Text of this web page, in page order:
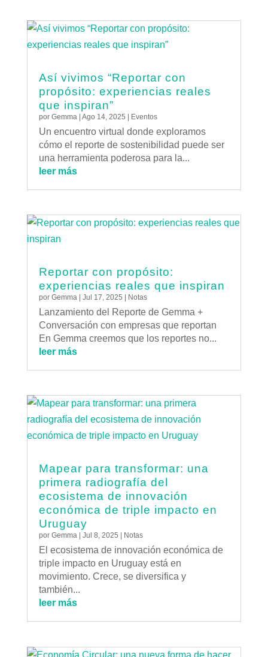
Así vivimos “Reportar con
propósito: experiencias reales
que inspiran”
por Gemma| Ago 14, 2025 Eventos
Un encuentro virtual donde exploramos
cómo el reporte de sostenibilidad puede ser
una herramienta poderosa para la...
leer más
Reportar con propósito:
experiencias reales que inspiran
por Gemma| Jul 17, 2025 Notas
Lanzamiento del Reporte de Gemma +
Conversación con empresas que reportan
En Gemma creemos que los reportes no...
leer más
Mapear para transformar: una
primera radiografía del
ecosistema de innovación
económica de triple impacto en
Uruguay
por Gemma| Jul 8, 2025 Notas
El ecosistema de innovación económica de
triple impacto en Uruguay está en
movimiento. Crece, se diversifica y
también...
leer más